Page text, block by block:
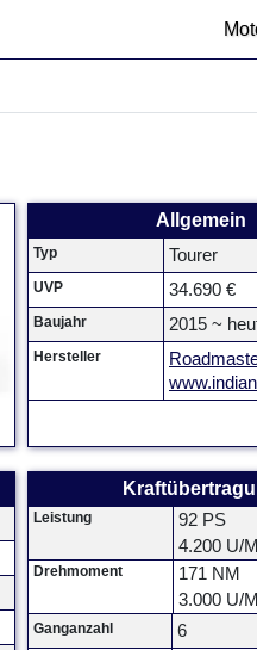
Allgemein
Typ Tourer
UVP 34.690 €
Baujahr 2015 ~
Hersteller
Leistung
92 PS
4.200 U/
Drehmoment
171 NM
3.000 U/
Ganganzahl 6